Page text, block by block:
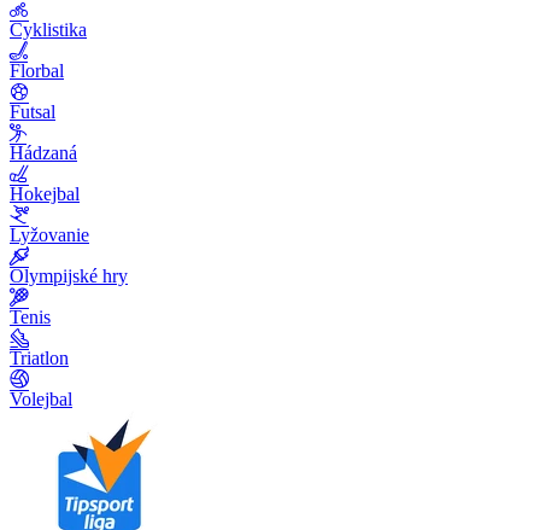
Cyklistika
Florbal
Futsal
Hádzaná
Hokejbal
Lyžovanie
Olympijské hry
Tenis
Triatlon
Volejbal